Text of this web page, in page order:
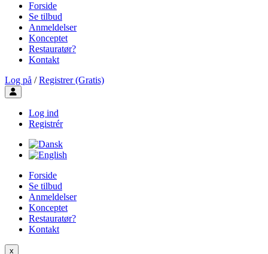
Forside
Se tilbud
Anmeldelser
Konceptet
Restauratør?
Kontakt
Log på / Registrer (Gratis)
Toggle user menu
Log ind
Registrér
Forside
Se tilbud
Anmeldelser
Konceptet
Restauratør?
Kontakt
x